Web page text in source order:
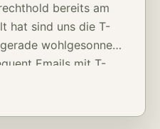
bereits am
hat sind uns die T-
wohlgesonnen,
Emails mit T-
Serverseite bouncen.
nehmen bei T-